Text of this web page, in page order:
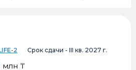
2 Срок сдачи - III кв. 2027 г.
млн ₸